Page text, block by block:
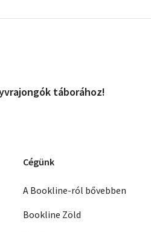
táborához!
Cégünk
A Bookline-ról bővebben
Bookline Zöld